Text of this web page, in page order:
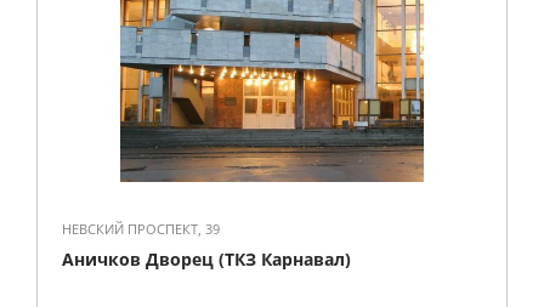
НЕВСКИЙ ПРОСПЕКТ, 39
Аничков Дворец (ТКЗ Карнавал)